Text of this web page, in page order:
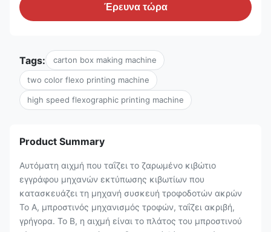
Έρευνα τώρα
Tags: carton box making machine
two color flexo printing machine
high speed flexographic printing machine
Product Summary
Αυτόματη αιχμή που ταΐζει το ζαρωμένο κιβώτιο
εγγράφου μηχανών εκτύπωσης κιβωτίων που
κατασκευάζει τη μηχανή συσκευή τροφοδοτών ακρών
Το Α, μπροστινός μηχανισμός τροφών, ταΐζει ακριβή,
γρήγορα. Το Β, η αιχμή είναι το πλάτος του μπροστινού